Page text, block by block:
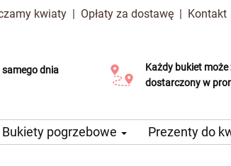
kwiaty | Opłaty za dostawę | Kontakt
dnia
od 99 CZK
Każdy bukiet
dostarczony w
Usługa Click & Collect
Bukiety pogrzebowe Prezenty do